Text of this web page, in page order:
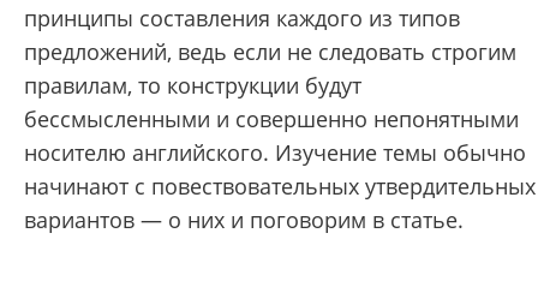
принципы составления каждого из типов
предложений, ведь если не следовать строгим
правилам, то конструкции будут
бессмысленными и совершенно непонятными
носителю английского. Изучение темы обычно
начинают с повествовательных утвердительных
вариантов — о них и поговорим в статье.